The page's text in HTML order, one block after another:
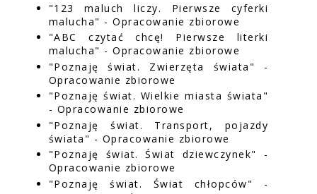
"123 maluch liczy. Pierwsze cyferki
malucha" - Opracowanie zbiorowe
"ABC czytać chcę! Pierwsze literki
malucha" - Opracowanie zbiorowe
"Poznaję świat. Zwierzęta świata" -
Opracowanie zbiorowe
"Poznaję świat. Wielkie miasta świata"
- Opracowanie zbiorowe
"Poznaję świat. Transport, pojazdy
świata" - Opracowanie zbiorowe
"Poznaję świat. Świat dziewczynek" -
Opracowanie zbiorowe
"Poznaję świat. Świat chłopców" -